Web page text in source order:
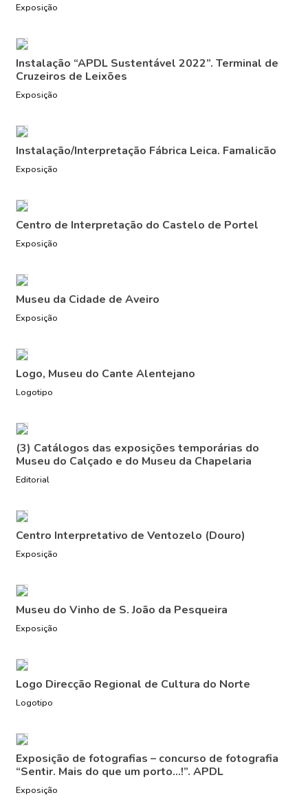
Exposição
Instalação “APDL Sustentável 2022”. Terminal de
Cruzeiros de Leixões
Exposição
Instalação/Interpretação Fábrica Leica. Famalicão
Exposição
Centro de Interpretação do Castelo de Portel
Exposição
Museu da Cidade de Aveiro
Exposição
Logo, Museu do Cante Alentejano
Logotipo
(3) Catálogos das exposições temporárias do
Museu do Calçado e do Museu da Chapelaria
Editorial
Centro Interpretativo de Ventozelo (Douro)
Exposição
Museu do Vinho de S. João da Pesqueira
Exposição
Logo Direcção Regional de Cultura do Norte
Logotipo
Exposição de fotografias – concurso de fotografia
“Sentir. Mais do que um porto…!”. APDL
Exposição